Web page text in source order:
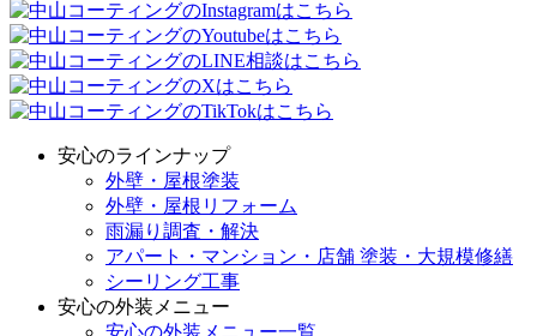
安心のラインナップ
外壁・屋根塗装
外壁・屋根リフォーム
雨漏り調査・解決
アパート・マンション・店舗 塗装・大規模修繕
シーリング工事
安心の外装メニュー